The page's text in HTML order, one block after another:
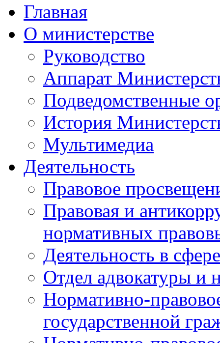
Главная
О министерстве
Руководство
Аппарат
Подведомственные
История
Мультимедиа
Деятельность
Правовое
Правовая и
нормативных
Деятельность в
Отдел адвокатуры и
Нормативно-
государственной